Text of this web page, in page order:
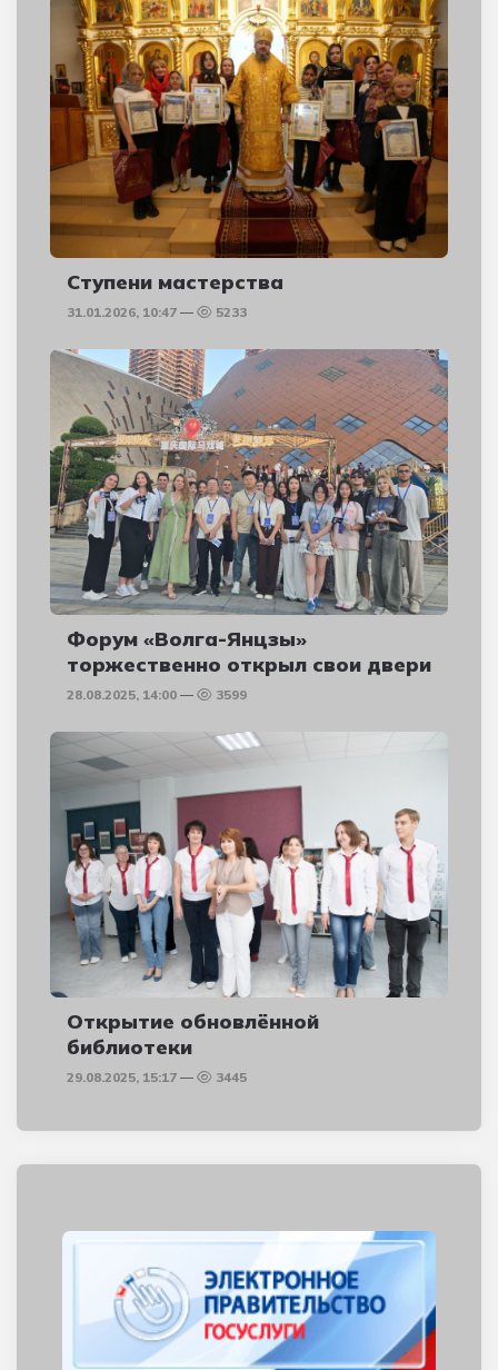
Ступени мастерства
31.01.2026, 10:47 5233
Форум «Волга-Янцзы»
торжественно открыл свои двери
28.08.2025, 14:00 3599
Открытие обновлённой
библиотеки
29.08.2025, 15:17 3445